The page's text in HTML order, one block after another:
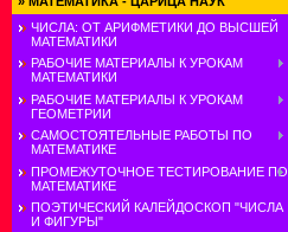
ЧИСЛА: ОТ АРИФМЕТИКИ ДО ВЫСШЕЙ
МАТЕМАТИКИ
РАБОЧИЕ МАТЕРИАЛЫ К УРОКАМ
МАТЕМАТИКИ
РАБОЧИЕ МАТЕРИАЛЫ К УРОКАМ
ГЕОМЕТРИИ
САМОСТОЯТЕЛЬНЫЕ РАБОТЫ ПО
МАТЕМАТИКЕ
ПРОМЕЖУТОЧНОЕ ТЕСТИРОВАНИЕ ПО
МАТЕМАТИКЕ
ПОЭТИЧЕСКИЙ КАЛЕЙДОСКОП "ЧИСЛА
И ФИГУРЫ"